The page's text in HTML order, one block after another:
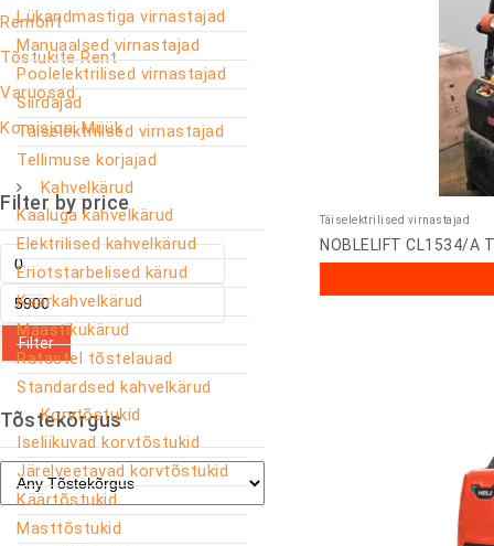
Lükandmastiga virnastajad
Manuaalsed virnastajad
Poolelektrilised virnastajad
Siirdajad
Täiselektrilised virnastajad
Tellimuse korjajad
Kahvelkärud
Kaaluga kahvelkärud
Elektrilised kahvelkärud
Eriotstarbelised kärud
Käärkahvelkärud
Maastikukärud
Ratastel tõstelauad
Standardsed kahvelkärud
Korvtõstukid
Iseliikuvad korvtõstukid
Järelveetavad korvtõstukid
Käärtõstukid
Masttõstukid
Täiselektrilised virnastajad
NOBLELIFT CL1534/
Remont
Tõstukite Rent
Varuosad
Komisjoni Müük
Filter by price
Filter
Tõstekõrgus